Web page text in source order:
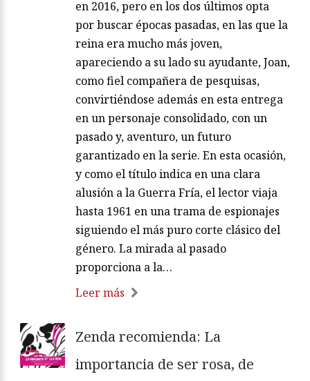
en 2016, pero en los dos últimos opta
por buscar épocas pasadas, en las que la
reina era mucho más joven,
apareciendo a su lado su ayudante, Joan,
como fiel compañera de pesquisas,
convirtiéndose además en esta entrega
en un personaje consolidado, con un
pasado y, aventuro, un futuro
garantizado en la serie. En esta ocasión,
y como el título indica en una clara
alusión a la Guerra Fría, el lector viaja
hasta 1961 en una trama de espionajes
siguiendo el más puro corte clásico del
género. La mirada al pasado
proporciona a la…
Leer más
Zenda recomienda: La
importancia de ser rosa, de